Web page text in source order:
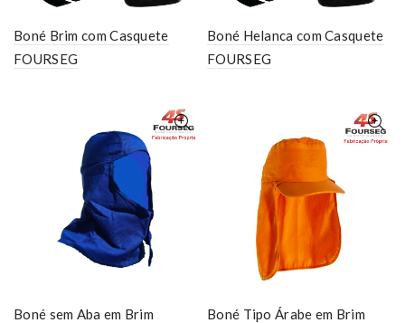
Boné Brim com Casquete
FOURSEG
Boné Helanca com Casquete
FOURSEG
Boné sem Aba em Brim
Boné Tipo Árabe em Brim